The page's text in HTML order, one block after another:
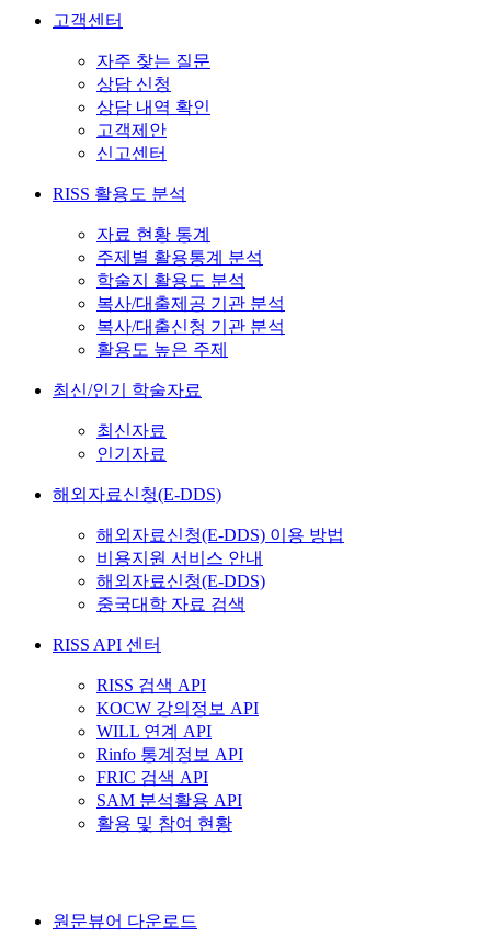
고객센터
자주 찾는 질문
상담 신청
상담 내역 확인
고객제안
신고센터
RISS 활용도 분석
자료 현황 통계
주제별 활용통계 분석
학술지 활용도 분석
복사/대출제공 기관 분석
복사/대출신청 기관 분석
활용도 높은 주제
최신/인기 학술자료
최신자료
인기자료
해외자료신청(E-DDS)
해외자료신청(E-DDS) 이용 방법
비용지원 서비스 안내
해외자료신청(E-DDS)
중국대학 자료 검색
RISS API 센터
RISS 검색 API
KOCW 강의정보 API
WILL 연계 API
Rinfo 통계정보 API
FRIC 검색 API
SAM 분석활용 API
활용 및 참여 현황
원문뷰어 다운로드